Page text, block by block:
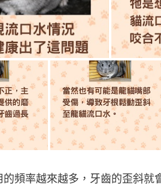
的頻率越來越多，牙齒的歪斜就